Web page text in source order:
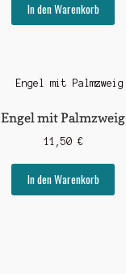
In den Warenkorb
Engel mit Palmzweig
11,50 €
In den Warenkorb